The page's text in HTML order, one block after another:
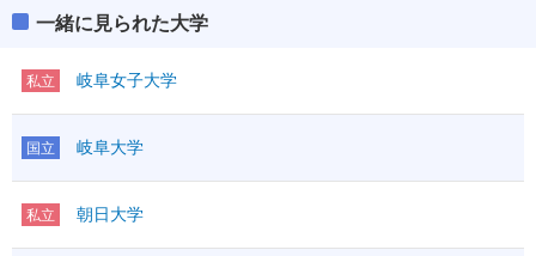
一緒に見られた大学
私立 岐阜女子大学
国立 岐阜大学
私立 朝日大学